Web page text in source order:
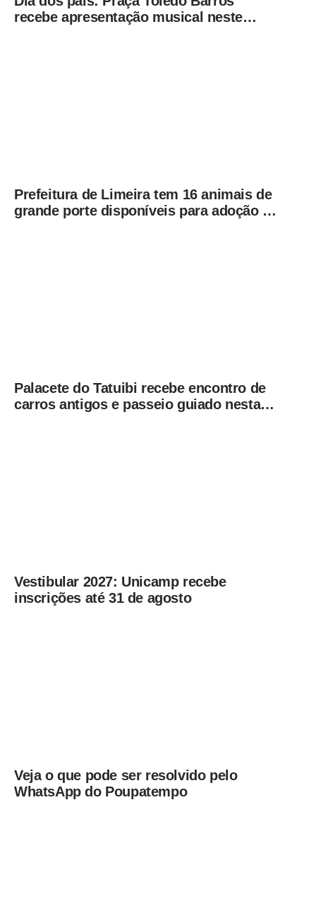
recebe apresentação musical neste
Prefeitura de Limeira tem 16 animais de
grande porte disponíveis para adoção no
Palacete do Tatuibi recebe encontro de
carros antigos e passeio guiado nesta
Vestibular 2027: Unicamp recebe
inscrições até 31 de agosto
Veja o que pode ser resolvido pelo
WhatsApp do Poupatempo